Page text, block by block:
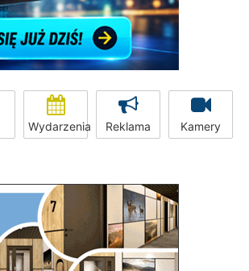
Wydarzenia Reklama Kamery